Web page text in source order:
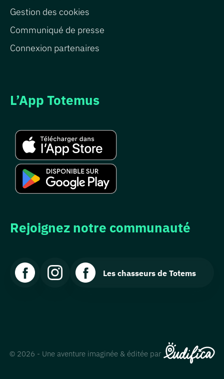
Gestion des cookies
Communiqué de presse
Connexion partenaires
L’App Totemus
Rejoignez notre communauté
Les chasseurs de Totems
© 2026 - Une aventure imaginée & éditée par